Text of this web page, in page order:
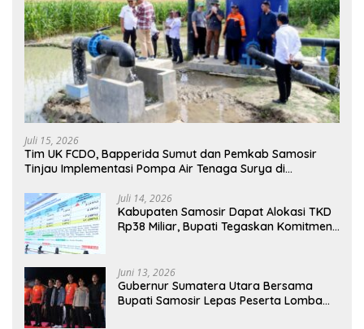
Juli 15, 2026
Tim UK FCDO, Bapperida Sumut dan Pemkab Samosir
Tinjau Implementasi Pompa Air Tenaga Surya di
Juli 14, 2026
Kabupaten Samosir Dapat Alokasi TKD
Rp38 Miliar, Bupati Tegaskan Komitmen
Juni 13, 2026
Gubernur Sumatera Utara Bersama
Bupati Samosir Lepas Peserta Lomba